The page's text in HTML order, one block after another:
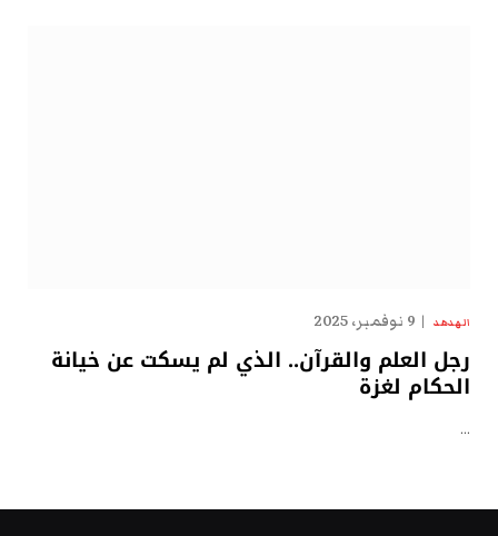
الهدهد 9 نوفمبر، 2025
رجل العلم والقرآن.. الذي لم يسكت عن خيانة
الحكام لغزة
…